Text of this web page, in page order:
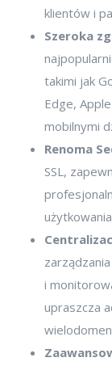
klientów i
Szeroka
takimi jak
Edge,
mobilnymi
Renoma
SSL,
i
upraszcza